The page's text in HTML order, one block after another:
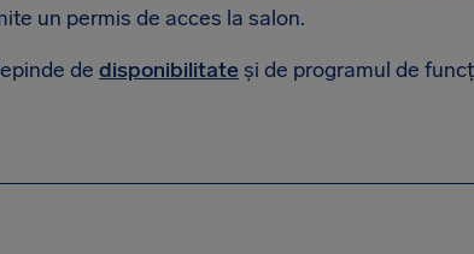
un permis de acces la salon.
de disponibilitateși de programul de